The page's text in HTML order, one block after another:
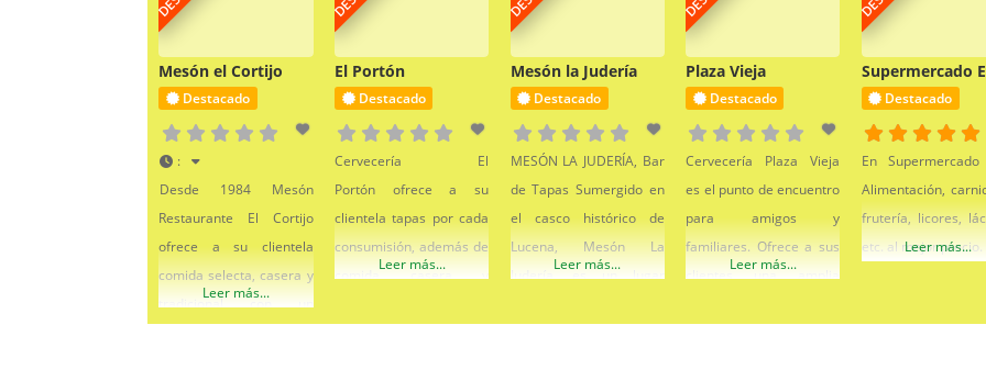
Mesón el Cortijo
Destacado
:
Desde 1984 Mesón
Restaurante El Cortijo
ofrece a su clientela
comida selecta, casera y
tradicional con un
Leer más...
El Portón
Destacado
Cervecería El
Portón ofrece a su
clientela tapas por cada
consumisión, además de
comida casera y
Leer más...
Mesón la Judería
Destacado
MESÓN LA JUDERÍA, Bar
de Tapas Sumergido en
el casco histórico de
Lucena, Mesón La
Judería, es un lugar
Leer más...
Plaza Vieja
Destacado
Cervecería Plaza Vieja
es el punto de encuentro
para amigos y
familiares. Ofrece a sus
clientes una amplia
Leer más...
Supermercado
Destacado
En Supermercado
Alimentación,
frutería, licores,
etc. al mejor precio.
Leer más...